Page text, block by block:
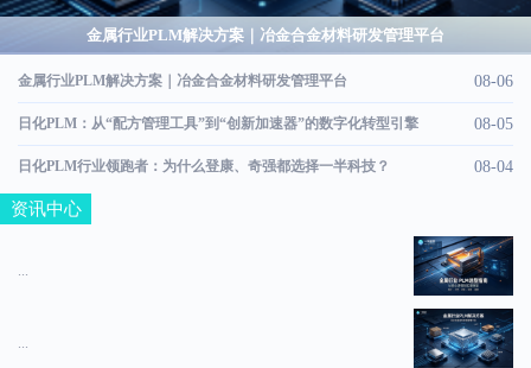
金属行业PLM解决方案｜冶金合金材料研发管理平台
金属行业PLM解决方案｜冶金合金材料研发管理平台 08-06
日化PLM：从“配方管理工具”到“创新加速器”的数字化转型引擎 08-05
日化PLM行业领跑者：为什么登康、奇强都选择一半科技？ 08-04
资讯中心
...
...